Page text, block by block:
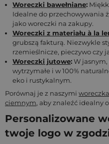
Woreczki bawełniane:
Idealne do przechowywania
jako woreczki na zakupy.
Woreczki z materiału à la
grubszą fakturą. Niezwykle
rzemieślnicze, pieczywo czy
Woreczki jutowe:W
wytrzymałe i w 100%
eko i rustykalnym.
Porównaj je z naszymi
ciemnym, aby znaleźć idealny
Personalizowane
twoje logo w